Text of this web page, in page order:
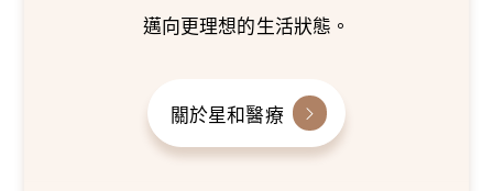
邁向更理想的生活狀態。
關於星和醫療